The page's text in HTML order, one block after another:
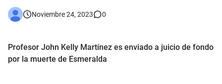
Noviembre 24, 2023 0
Profesor John Kelly Martínez es enviado a juicio de fondo
por la muerte de Esmeralda